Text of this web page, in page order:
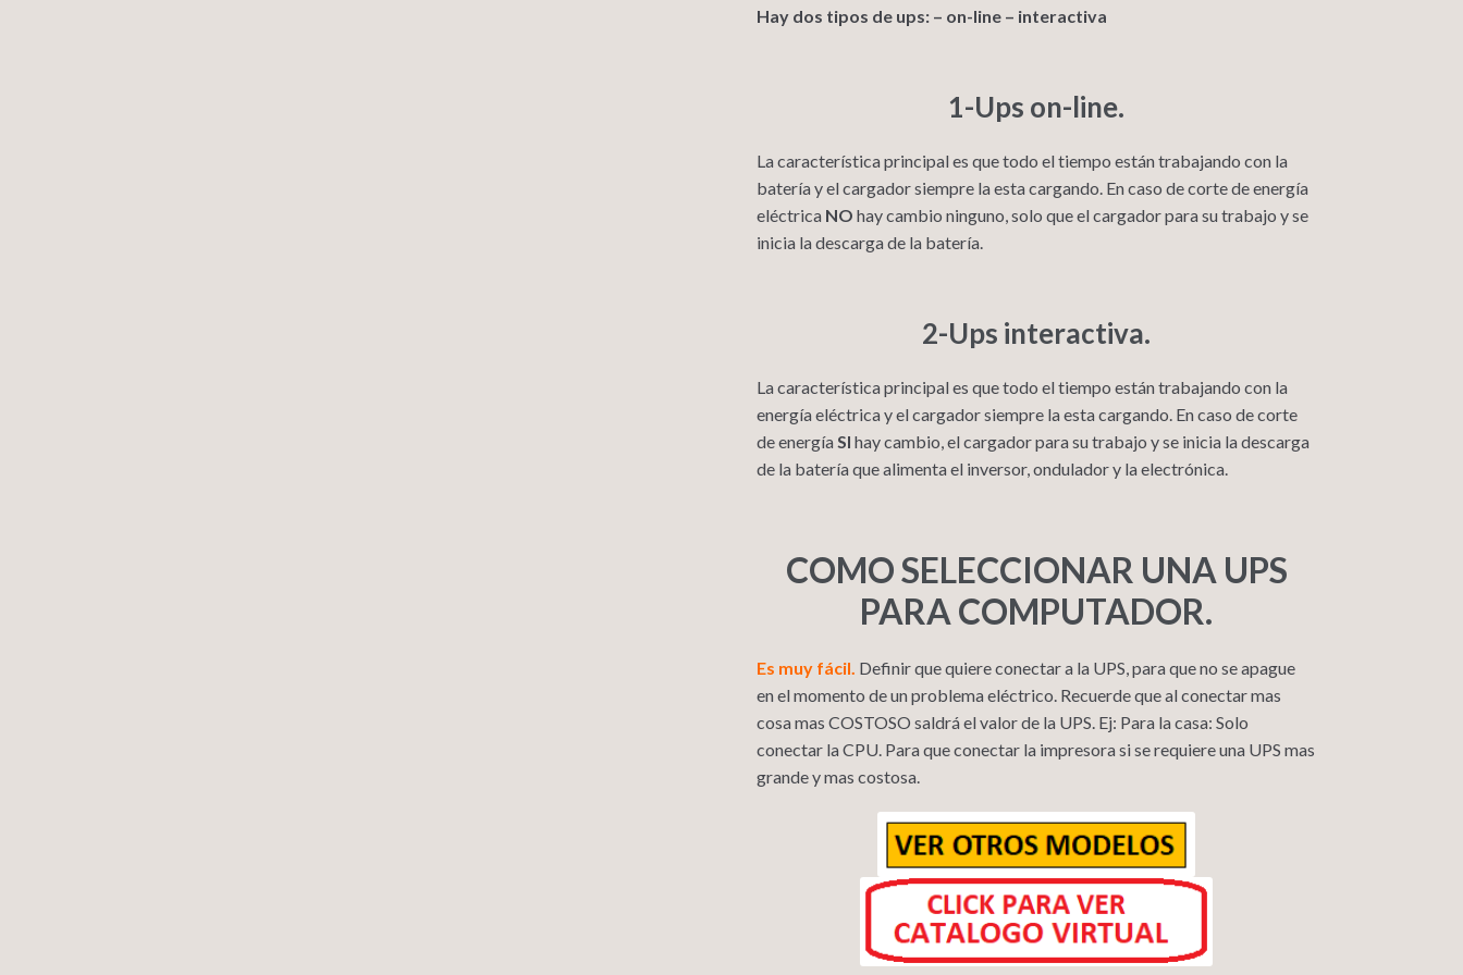
Hay dos tipos de ups: – on-line – interactiva
1-Ups on-line.
La característica principal es que todo el tiempo están trabajando con la
batería y el cargador siempre la esta cargando. En caso de corte de energía
eléctrica NO hay cambio ninguno, solo que el cargador para su trabajo y se
inicia la descarga de la batería.
2-Ups interactiva.
La característica principal es que todo el tiempo están trabajando con la
energía eléctrica y el cargador siempre la esta cargando. En caso de corte
de energía SIhay cambio, el cargador para su trabajo y se inicia la descarga
de la batería que alimenta el inversor, ondulador y la electrónica.
COMO SELECCIONAR UNA UPS
PARA COMPUTADOR.
Es muy fácil. Definir que quiere conectar a la UPS, para que no se apague
en el momento de un problema eléctrico. Recuerde que al conectar mas
cosa mas COSTOSO saldrá el valor de la UPS. Ej: Para la casa: Solo
conectar la CPU. Para que conectar la impresora si se requiere una UPS mas
grande y mas costosa.